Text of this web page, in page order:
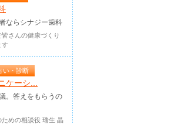
ならシナジー歯科
さんの健康づくり
す
い・診断
ケーシ...
。答えをもらうの
めの相談役 瑞生 晶